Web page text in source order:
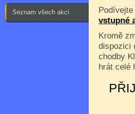
Seznam všech akcí
vstupné
Kromě
dispozici
chodby
hrát celé